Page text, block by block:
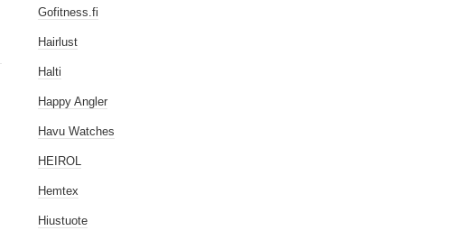
Gofitness.fi
Hairlust
Halti
Happy Angler
Havu Watches
HEIROL
Hemtex
Hiustuote